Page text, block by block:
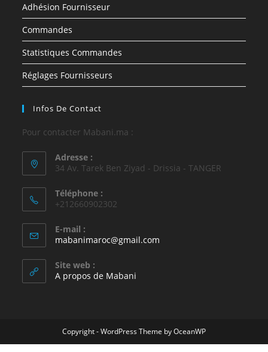
Adhésion Fournisseur
Commandes
Statistiques Commandes
Réglages Fournisseurs
Infos De Contact
Pour contacter Mabani.ma :
Adresse :
34 Av. Tarek Ben Ziyad - Drissia - TANGER
Téléphone :
+212660902302
E-mail :
mabanimaroc@gmail.com
Site web :
A propos de Mabani
Copyright - WordPress Theme by OceanWP